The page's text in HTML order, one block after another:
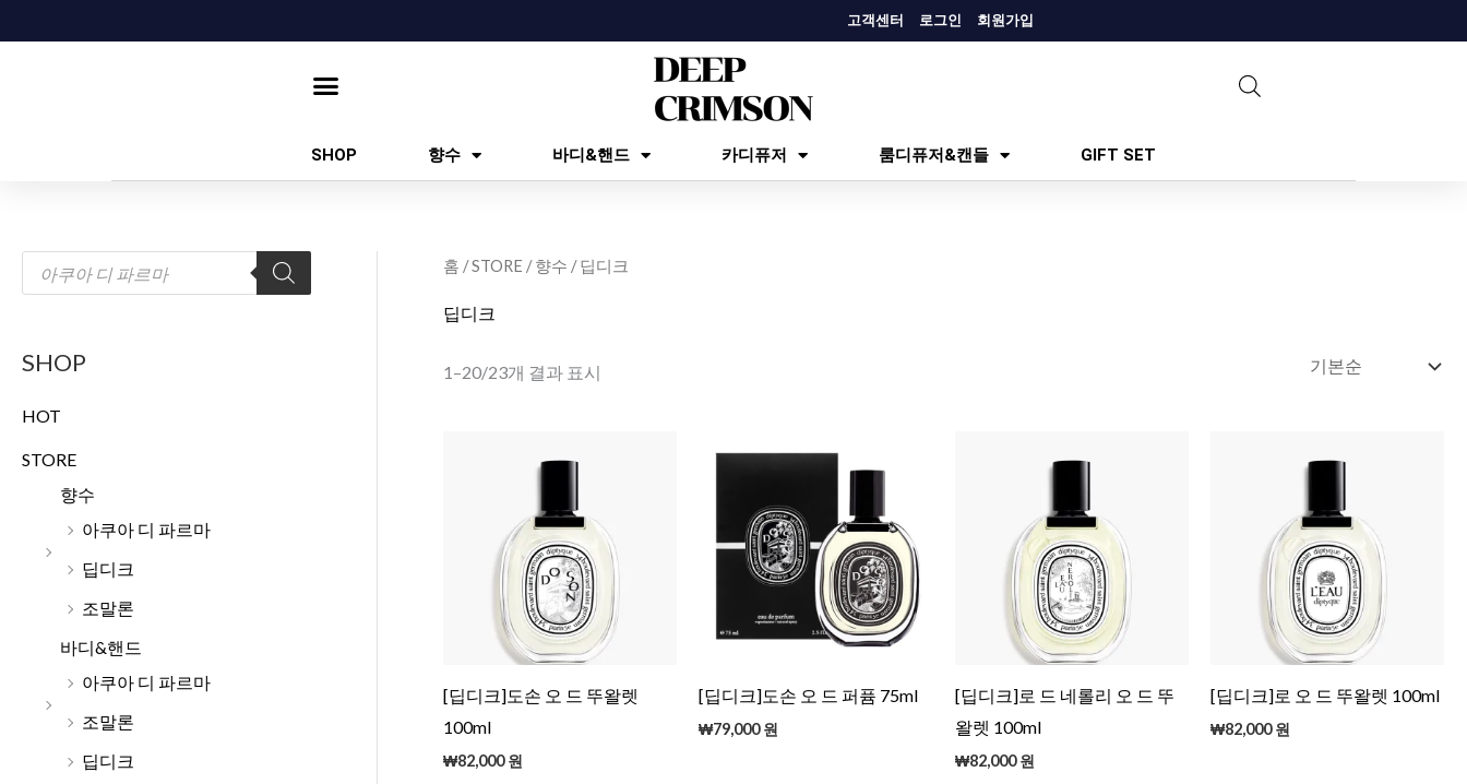
텐
고객센터 로그인 회원가입
SHOP 향수 바디&핸드 카디퓨저 룸디퓨저&캔들 GIFT SET
상
검
SHOP
HOT
STORE
향수
아쿠아 디 파르마
딥디크
조말론
바디&핸드
아쿠아 디 파르마
조말론
딥디크
홈 /STORE /향수 / 딥디크
딥디크
1–20/23개 결과 표시
[딥디크]도손 오 드 뚜왈렛
100ml
₩82,000원
[딥디크]도손 오 드 퍼퓸 75ml
₩79,000원
[딥디크]로 드 네롤리 오 드 뚜
왈렛 100ml
₩82,000원
[딥디크]로 오 드 뚜왈렛 100ml
₩82,000원